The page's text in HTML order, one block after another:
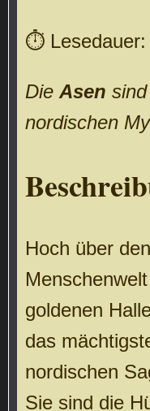
⏱ Lesedauer:
DieAsen
nordischen
Hoch über
Menschenwelt
goldenen
das
nordischen
Sie sind die